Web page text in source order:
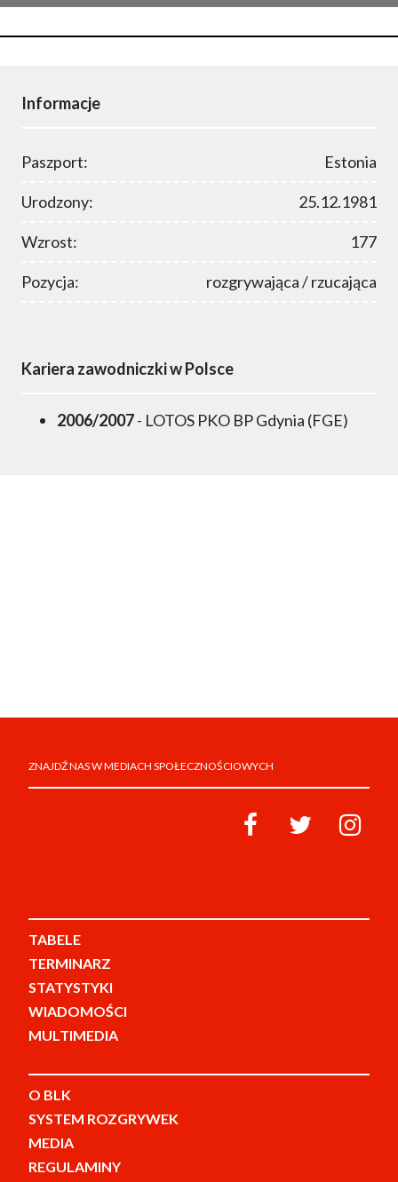
Informacje
Paszport: Estonia
Urodzony: 25.12.1981
Wzrost: 177
Pozycja: rozgrywająca / rzucająca
Kariera zawodniczki w Polsce
2006/2007- LOTOS PKO BP Gdynia (FGE)
ZNAJDŹ NAS W MEDIACH SPOŁECZNOŚCIOWYCH
TABELE
TERMINARZ
STATYSTYKI
WIADOMOŚCI
MULTIMEDIA
O BLK
SYSTEM ROZGRYWEK
MEDIA
REGULAMINY